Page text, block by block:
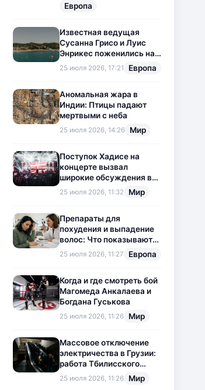
Европа
Известная ведущая
Сусанна Грисо и Луис
Энрикес поженились на
Коста-Браве
25 июля 2026, 17:21 Европа
Аномальная жара в
Индии: Птицы падают
мертвыми с неба
25 июля 2026, 14:26 Мир
Поступок Хадисе на
концерте вызвал
широкие обсуждения в
социальных сетях
25 июля 2026, 11:32 Мир
Препараты для
похудения и выпадение
волос: Что показывают
новые исследования?
25 июля 2026, 11:27 Европа
Когда и где смотреть бой
Магомеда Анкалаева и
Богдана Гуськова
25 июля 2026, 11:26 Мир
Массовое отключение
электричества в Грузии:
работа Тбилисского
метрополитена
приостановлена
25 июля 2026, 11:26 Мир